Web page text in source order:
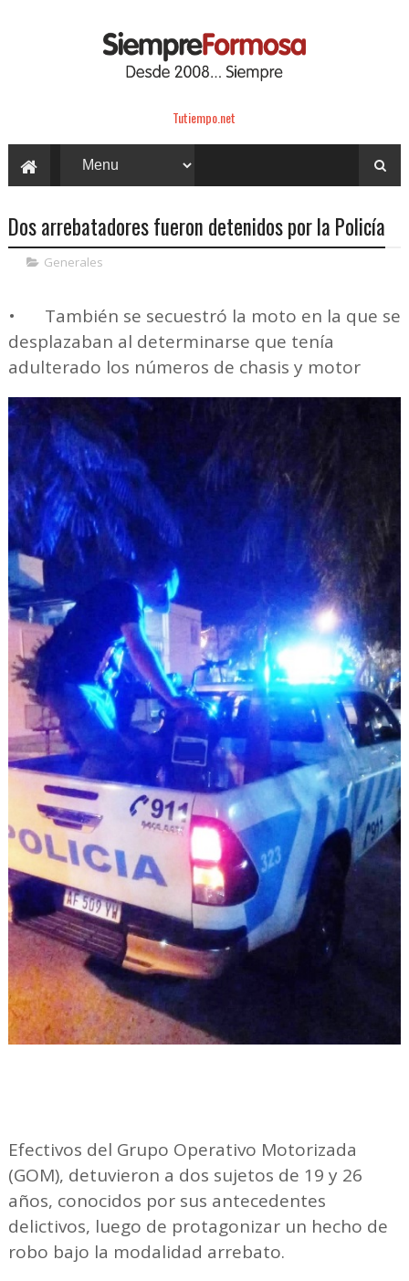
Tutiempo.net
Dos arrebatadores fueron detenidos por la Policía
Generales
•
También se secuestró la moto en la que se
desplazaban al determinarse que tenía
adulterado los números de chasis y motor
Efectivos del Grupo Operativo Motorizada
(GOM), detuvieron a dos sujetos de 19 y 26
años, conocidos por sus antecedentes
delictivos, luego de protagonizar un hecho de
robo bajo la modalidad arrebato.